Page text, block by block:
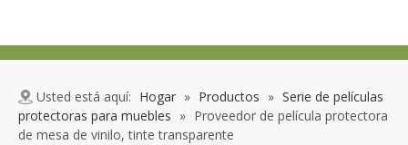
Usted está aquí: Hogar » Productos » Serie de películas
protectoras para muebles » Proveedor de película protectora
de mesa de vinilo, tinte transparente